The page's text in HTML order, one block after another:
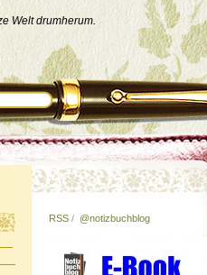
Welt drumherum.
RSS / @notizbuchblog